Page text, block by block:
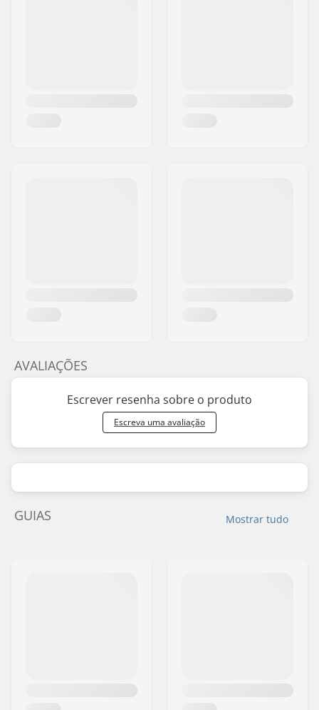
AVALIAÇÕES
Escrever resenha sobre o produto
Escreva uma avaliação
Mostrar tudo
GUIAS